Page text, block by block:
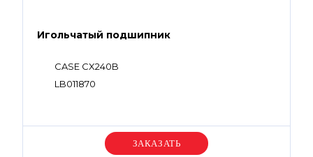
Игольчатый подшипник
CASE CX240B
LB011870
Уточняйте цену